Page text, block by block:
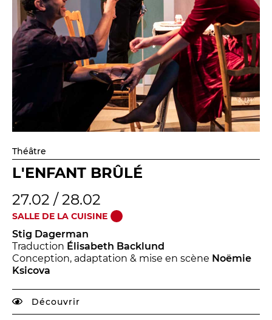
Théâtre
L'ENFANT BRÛLÉ
27.02 / 28.02
SALLE DE LA CUISINE
Stig Dagerman
Traduction Élisabeth Backlund
Conception, adaptation & mise en scène Noëmie
Ksicova
Découvrir